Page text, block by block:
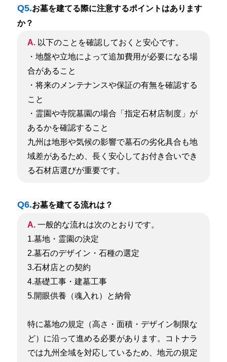
Q5.お墓を建てる際に注意するポイントはあります
か？
A. 以下のことを確認しておくと安心です。
・地盤や立地によって追加費用が必要になる場
合があること
・将来のメンテナンスや保証の有無を確認する
こと
・霊園や寺院墓園の場合「指定石材店制度」が
あるかを確認すること
九州は地形や気候の影響で墓石の劣化具合も地
域差があるため、長く安心してお付き合いでき
る石材店選びが重要です。
Q6.お墓を建てる流れは？
A.一般的な流れは次のとおりです。
1.墓地・霊園の決定
2.墓石のデザイン・石種の選定
3.石材店との契約
4.基礎工事・建墓工事
5.開眼供養（魂入れ）と納骨
特に墓地の規定（高さ・面積・デザイン制限な
ど）に沿って進める必要があります。 コトナラ
では九州全域を対応しているため、地元の規定